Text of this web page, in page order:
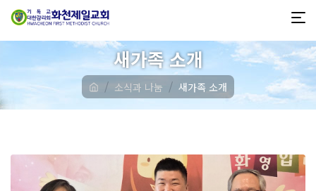
새가족 소개
소식과 나눔 새가족 소개